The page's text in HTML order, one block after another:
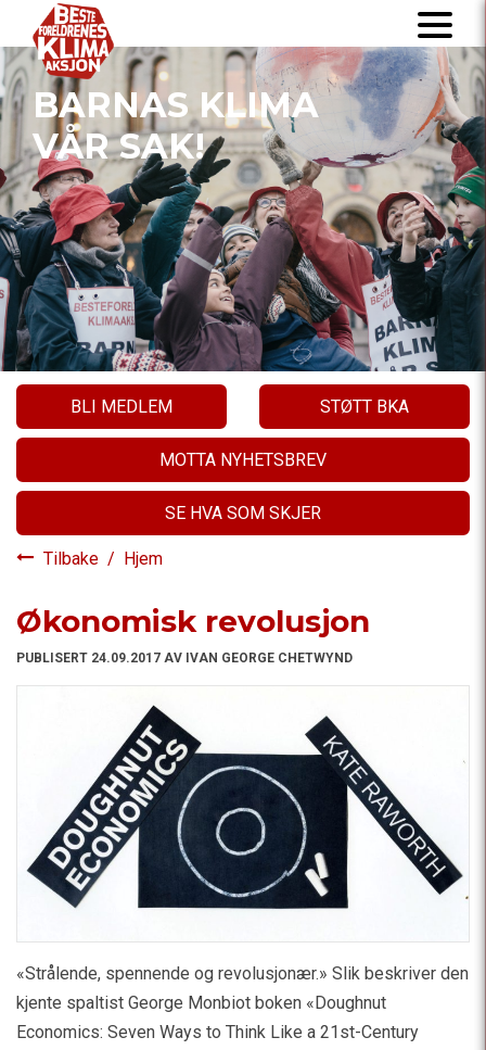
BARNAS KLIMA
VÅR SAK!
BLI MEDLEM STØTT BKA
MOTTA NYHETSBREV
SE HVA SOM SKJER
Tilbake / Hjem
Økonomisk revolusjon
PUBLISERT 24.09.2017 AV IVAN GEORGE CHETWYND
«Strålende, spennende og revolusjonær.» Slik beskriver den
kjente spaltist George Monbiot boken «Doughnut
Economics: Seven Ways to Think Like a 21st-Century